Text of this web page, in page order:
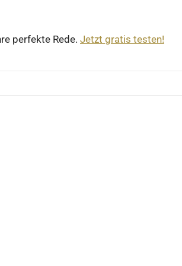
perfekte Rede. Jetzt gratis testen!